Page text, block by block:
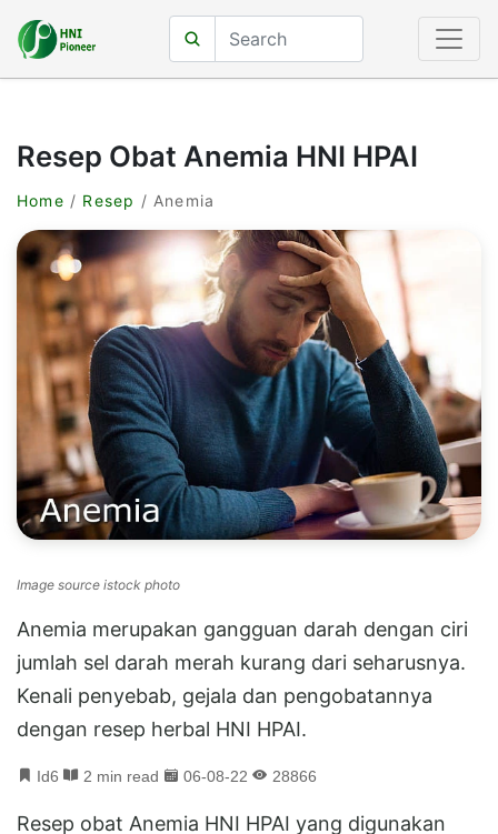
Resep Obat Anemia HNI HPAI
Home / Resep / Anemia
Image source istock photo
Anemia merupakan gangguan darah dengan ciri
jumlah sel darah merah kurang dari seharusnya.
Kenali penyebab, gejala dan pengobatannya
dengan resep herbal HNI HPAI.
Id6 2 min read 06-08-22 28866
Resep obat Anemia HNI HPAI yang digunakan